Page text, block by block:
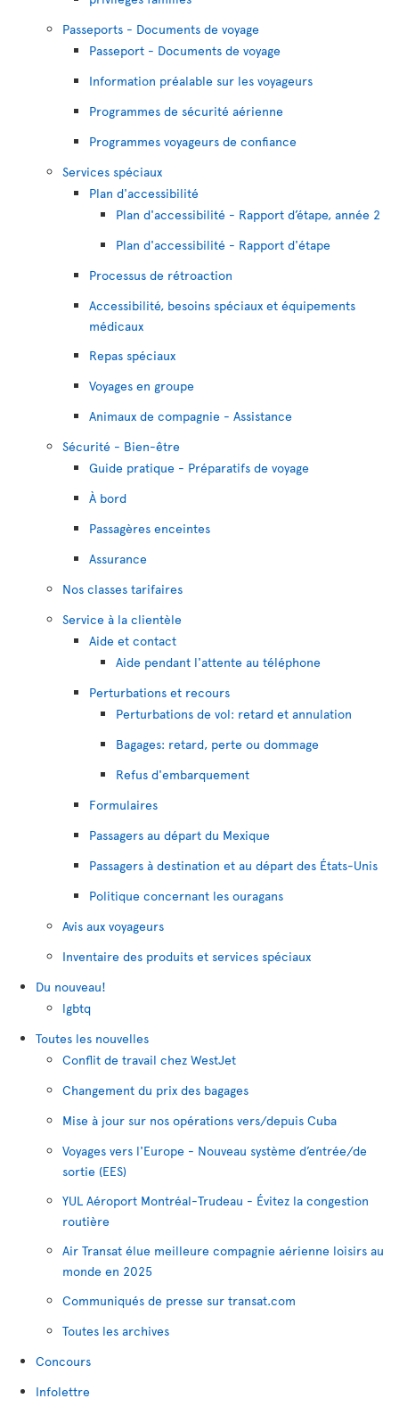
Passeports - Documents de voyage
Passeport - Documents de voyage
Information préalable sur les voyageurs
Programmes de sécurité aérienne
Programmes voyageurs de confiance
Services spéciaux
Plan d'accessibilité
Plan d'accessibilité - Rapport d’étape, année 2
Plan d'accessibilité - Rapport d'étape
Processus de rétroaction
Accessibilité, besoins spéciaux et équipements
médicaux
Repas spéciaux
Voyages en groupe
Animaux de compagnie - Assistance
Sécurité - Bien-être
Guide pratique - Préparatifs de voyage
À bord
Passagères enceintes
Assurance
Nos classes tarifaires
Service à la clientèle
Aide et contact
Aide pendant l'attente au téléphone
Perturbations et recours
Perturbations de vol: retard et annulation
Bagages: retard, perte ou dommage
Refus d'embarquement
Formulaires
Passagers au départ du Mexique
Passagers à destination et au départ des États-Unis
Politique concernant les ouragans
Avis aux voyageurs
Inventaire des produits et services spéciaux
Du nouveau!
lgbtq
Toutes les nouvelles
Conflit de travail chez WestJet
Changement du prix des bagages
Mise à jour sur nos opérations vers/depuis Cuba
Voyages vers l'Europe - Nouveau système d’entrée/de
sortie (EES)
YUL Aéroport Montréal-Trudeau - Évitez la congestion
routière
Air Transat élue meilleure compagnie aérienne loisirs au
monde en 2025
Communiqués de presse sur transat.com
Toutes les archives
Concours
Infolettre